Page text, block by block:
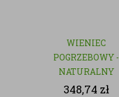
WIENIEC
POGRZEBOWY -
NATURALNY
348,74 zł